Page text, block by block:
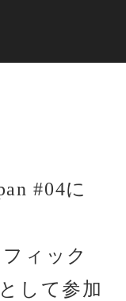
#04に
ィック
して参加